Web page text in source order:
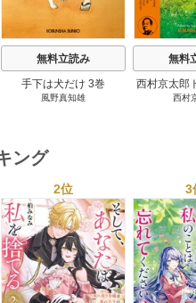
無料立読み
手下は犬だけ 3巻
風野真知雄
無料
西村京太郎
テリー・セ
西村
ング
2位 3